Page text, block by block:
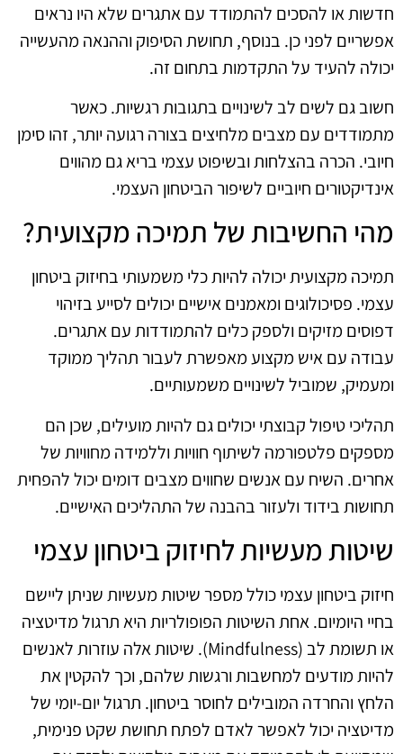
חדשות או להסכים להתמודד עם אתגרים שלא היו נראים
אפשריים לפני כן. בנוסף, תחושת הסיפוק וההנאה מהעשייה
יכולה להעיד על התקדמות בתחום זה.
חשוב גם לשים לב לשינויים בתגובות רגשיות. כאשר
מתמודדים עם מצבים מלחיצים בצורה רגועה יותר, זהו סימן
חיובי. הכרה בהצלחות ובשיפוט עצמי בריא גם מהווים
אינדיקטורים חיוביים לשיפור הביטחון העצמי.
מהי החשיבות של תמיכה מקצועית?
תמיכה מקצועית יכולה להיות כלי משמעותי בחיזוק ביטחון
עצמי. פסיכולוגים ומאמנים אישיים יכולים לסייע בזיהוי
דפוסים מזיקים ולספק כלים להתמודדות עם אתגרים.
עבודה עם איש מקצוע מאפשרת לעבור תהליך ממוקד
ומעמיק, שמוביל לשינויים משמעותיים.
תהליכי טיפול קבוצתי יכולים גם להיות מועילים, שכן הם
מספקים פלטפורמה לשיתוף חוויות וללמידה מחוויות של
אחרים. השיח עם אנשים שחווים מצבים דומים יכול להפחית
תחושות בידוד ולעזור בהבנה של התהליכים האישיים.
שיטות מעשיות לחיזוק ביטחון עצמי
חיזוק ביטחון עצמי כולל מספר שיטות מעשיות שניתן ליישם
בחיי היומיום. אחת השיטות הפופולריות היא תרגול מדיטציה
או תשומת לב (Mindfulness). שיטות אלה עוזרות לאנשים
להיות מודעים למחשבות ורגשות שלהם, וכך להקטין את
הלחץ והחרדה המובילים לחוסר ביטחון. תרגול יום-יומי של
מדיטציה יכול לאפשר לאדם לפתח תחושת שקט פנימית,